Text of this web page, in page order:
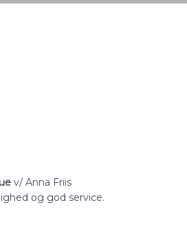
v/ Anna Friis​
og god service.